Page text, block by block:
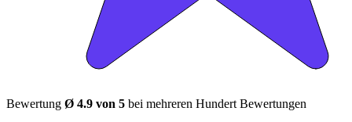
Bewertung Ø 4.9 von 5 bei mehreren Hundert Bewertungen